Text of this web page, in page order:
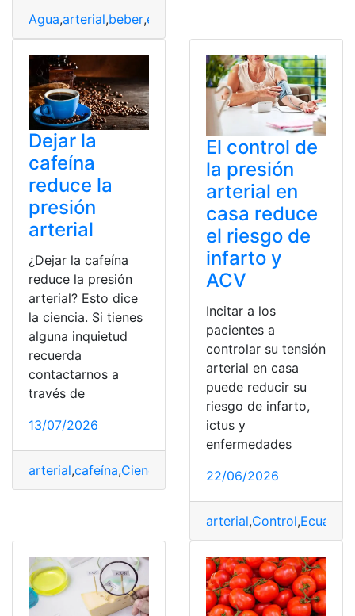
Agua,arterial,beber,empiezas
Dejar la
cafeína
reduce la
presión
arterial
¿Dejar la cafeína
reduce la presión
arterial? Esto dice
la ciencia. Si tienes
alguna inquietud
recuerda
contactarnos a
través de
13/07/2026
arterial,cafeína,Ciencia Presión
El control de
la presión
arterial en
casa reduce
el riesgo de
infarto y
ACV
Incitar a los
pacientes a
controlar su tensión
arterial en casa
puede reducir su
riesgo de infarto,
ictus y
enfermedades
22/06/2026
arterial,Control,Ecuador